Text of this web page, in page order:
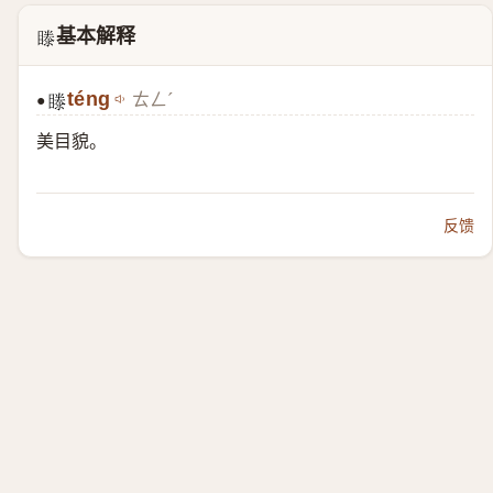
𥉋基本解释
● 𥉋 téng ㄊㄥˊ
美目貌。
反馈